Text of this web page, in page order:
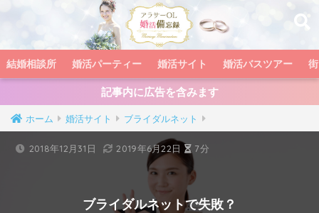
結婚相談所 婚活パーティー 婚活サイト 婚活バスツアー
記事内に広告を含みます
ホーム 婚活サイト ブライダルネット
ブライダルネットで失敗？
2018年12月31日 2019年6月22日 7分